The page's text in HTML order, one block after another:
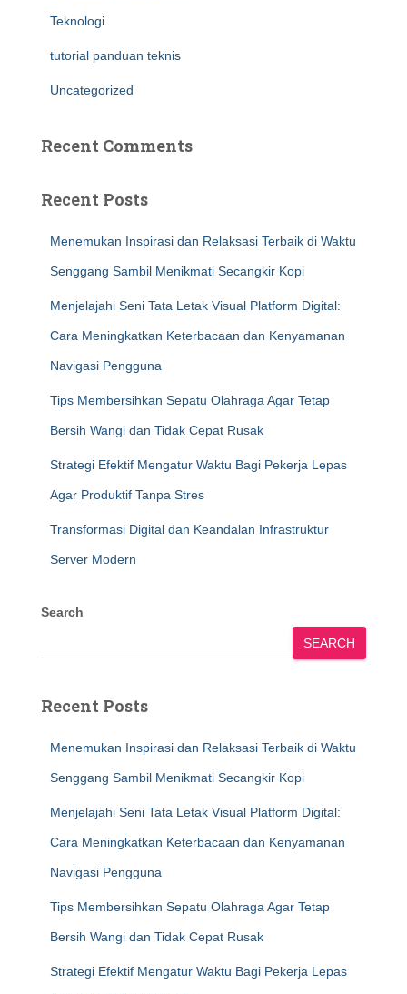
Teknologi
tutorial panduan teknis
Uncategorized
Recent Comments
Recent Posts
Menemukan Inspirasi dan Relaksasi Terbaik di Waktu
Senggang Sambil Menikmati Secangkir Kopi
Menjelajahi Seni Tata Letak Visual Platform Digital:
Cara Meningkatkan Keterbacaan dan Kenyamanan
Navigasi Pengguna
Tips Membersihkan Sepatu Olahraga Agar Tetap
Bersih Wangi dan Tidak Cepat Rusak
Strategi Efektif Mengatur Waktu Bagi Pekerja Lepas
Agar Produktif Tanpa Stres
Transformasi Digital dan Keandalan Infrastruktur
Server Modern
Search
SEARCH
Recent Posts
Menemukan Inspirasi dan Relaksasi Terbaik di Waktu
Senggang Sambil Menikmati Secangkir Kopi
Menjelajahi Seni Tata Letak Visual Platform Digital:
Cara Meningkatkan Keterbacaan dan Kenyamanan
Navigasi Pengguna
Tips Membersihkan Sepatu Olahraga Agar Tetap
Bersih Wangi dan Tidak Cepat Rusak
Strategi Efektif Mengatur Waktu Bagi Pekerja Lepas